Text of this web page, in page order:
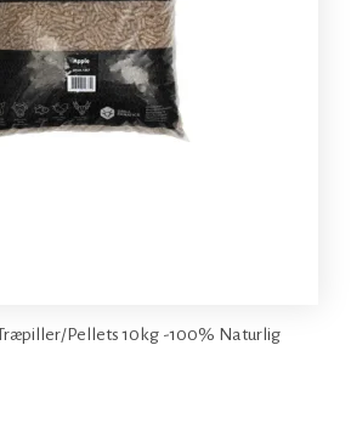
Pellets 10kg -100% Naturlig